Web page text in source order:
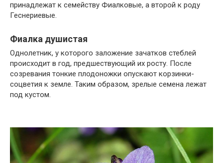
принадлежат к семейству Фиалковые, а второй к роду
Геснериевые.
Фиалка душистая
Однолетник, у которого заложение зачатков стеблей
происходит в год, предшествующий их росту. После
созревания тонкие плодоножки опускают корзинки-
соцветия к земле. Таким образом, зрелые семена лежат
под кустом.